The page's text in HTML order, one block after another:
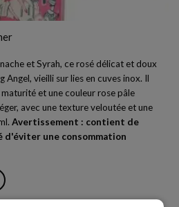
et Syrah, ce rosé délicat et doux
vieilli sur lies en cuves inox. Il
et une couleur rose pâle
avec une texture veloutée et une
Avertissement : contient de
d'éviter une consommation